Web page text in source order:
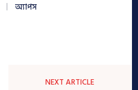
অ্যাপস
NEXT ARTICLE